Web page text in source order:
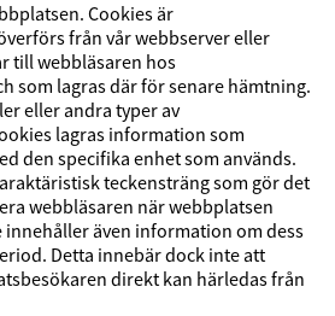
Cookies är
från vår webbserver eller
till webbläsaren hos
som lagras där för senare hämtning.
eller andra typer av
lagras information som
den specifika enhet som används.
teckensträng som gör det
webbläsaren när webbplatsen
innehåller även information om dess
Detta innebär dock inte att
direkt kan härledas från